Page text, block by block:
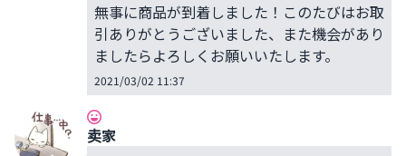
無事に商品が到着しました！このたびはお取
引ありがとうございました、また機会があり
ましたらよろしくお願いいたします。
2021/03/02 11:37
卖家